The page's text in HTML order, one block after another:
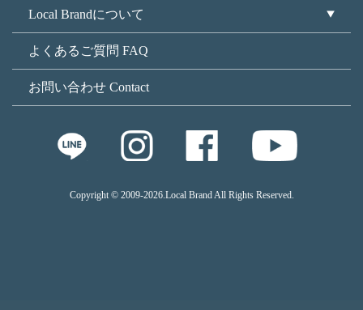
Local Brandについて
よくあるご質問 FAQ
お問い合わせ Contact
Copyright © 2009-2026.Local Brand All Rights Reserved.